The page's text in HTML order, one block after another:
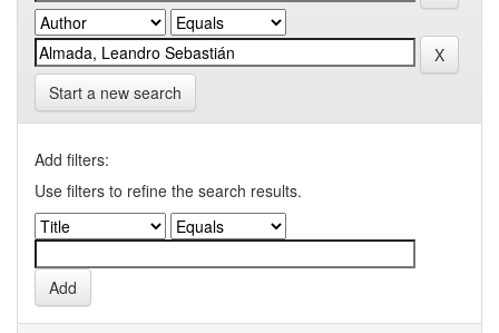
Start a new search
Add filters:
Use filters to refine the search results.